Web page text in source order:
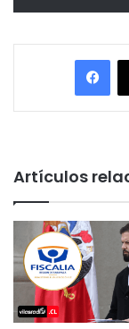
Artículos